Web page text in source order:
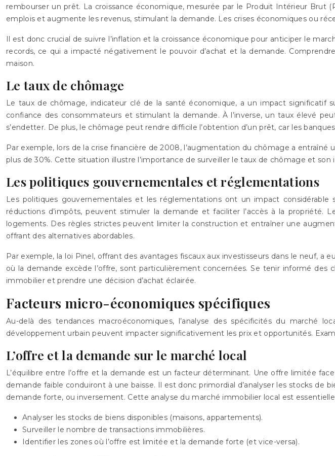
rembourser un prêt. La croissance économique, mesurée par le Produit Intérieur
emplois et augmente les revenus, stimulant la demande. Les crises économiques ou
Il est donc crucial de suivre l’inflation et la croissance économique pour anticiper le
records, ce qui a impacté négativement le pouvoir d’achat et la demande.
maison.
Le taux de chômage
Le taux de chômage, indicateur clé de la santé économique, a un impact significatif
confiance des consommateurs et stimulant la demande. À l’inverse, un taux élevé
s’endetter. De plus, le chômage peut rendre difficile l’obtention d’un prêt, car les
Par exemple, lors de la crise financière de 2008, l’augmentation du chômage a
plus de 30%. Cette situation illustre l’importance de surveiller le taux de chômage et son
Les politiques gouvernementales et réglementations
Les politiques gouvernementales et les réglementations ont un impact
réductions d’impôts, peuvent stimuler la demande et faciliter l’accès à la propriété.
logements. Des règles strictes peuvent limiter la construction et entraîner une
offrant des alternatives abordables.
Par exemple, la loi Pinel, offrant des avantages fiscaux aux investisseurs dans le neuf,
où la demande excède l’offre, sont particulièrement concernées. Se tenir informé
immobilier et prendre une décision d’achat éclairée.
Facteurs micro-économiques spécifiques
Au-delà des tendances macroéconomiques, l’analyse des spécificités du marché
développement urbain peuvent impacter significativement les prix et opportunités.
L’offre et la demande sur le marché local
L’équilibre entre l’offre et la demande est un facteur déterminant. Une offre limitée
demande faible conduiront à une baisse. Il est donc primordial d’analyser les stocks de
demande forte, ou inversement. Cette analyse du marché immobilier local est
Analyser les stocks de biens disponibles (maisons, appartements).
Surveiller le nombre de transactions immobilières.
Identifier les zones où l’offre est limitée et la demande forte (et vice-versa).